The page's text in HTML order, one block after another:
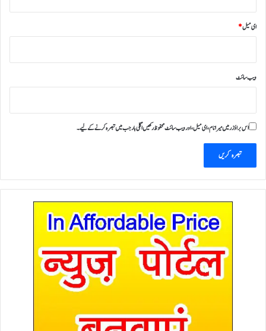
ای میل*
ویب‌ سائٹ
اس براؤزر میں میرا نام، ای میل، اور ویب سائٹ محفوظ رکھیں اگلی بار جب میں تبصرہ کرنے کےلیے۔